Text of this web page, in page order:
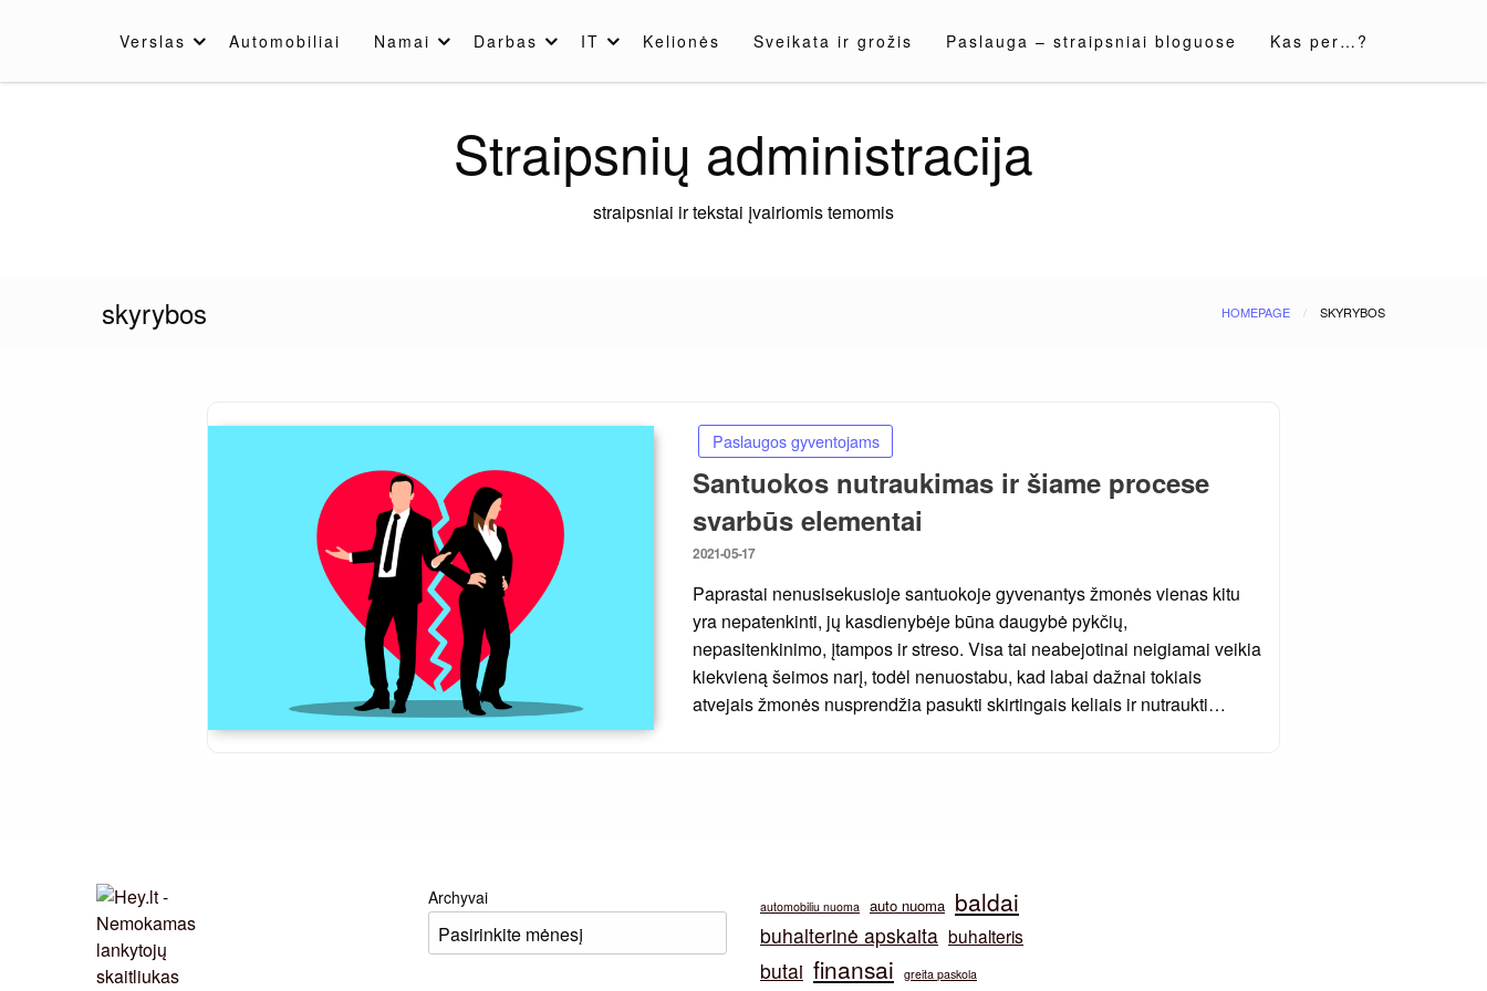
Verslas Automobiliai Namai Darbas IT Kelionės Sveikata ir grožis Paslauga – straipsniai bloguose Kas per…?
Straipsnių administracija
straipsniai ir tekstai įvairiomis temomis
skyrybos HOMEPAGE SKYRYBOS
Paslaugos gyventojams
Santuokos nutraukimas ir šiame procese
svarbūs elementai
Posted
2021-05-17
Paprastai nenusisekusioje santuokoje gyvenantys žmonės vienas kitu
yra nepatenkinti, jų kasdienybėje būna daugybė pykčių,
nepasitenkinimo, įtampos ir streso. Visa tai neabejotinai neigiamai veikia
kiekvieną šeimos narį, todėl nenuostabu, kad labai dažnai tokiais
atvejais žmonės nusprendžia pasukti skirtingais keliais ir nutraukti…
Archyvai automobiliu nuoma auto nuoma baldai
buhalterinė apskaita buhalteris
butai finansai greita paskola